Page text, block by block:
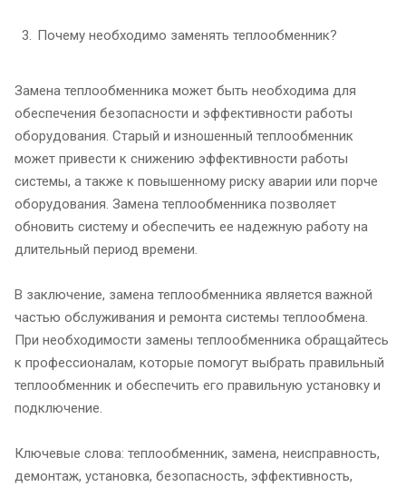
Почему необходимо заменять теплообменник?
Замена теплообменника может быть необходима для
обеспечения безопасности и эффективности работы
оборудования. Старый и изношенный теплообменник
может привести к снижению эффективности работы
системы, а также к повышенному риску аварии или порче
оборудования. Замена теплообменника позволяет
обновить систему и обеспечить ее надежную работу на
длительный период времени.
В заключение, замена теплообменника является важной
частью обслуживания и ремонта системы теплообмена.
При необходимости замены теплообменника обращайтесь
к профессионалам, которые помогут выбрать правильный
теплообменник и обеспечить его правильную установку и
подключение.
Ключевые слова: теплообменник, замена, неисправность,
демонтаж, установка, безопасность, эффективность,